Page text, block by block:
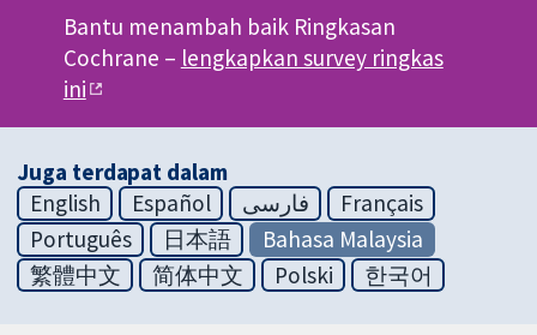
Bantu menambah baik Ringkasan
Cochrane – lengkapkan survey ringkas
ini
Juga terdapat dalam
English
Español فارسی
Français
Português
日本語
Bahasa Malaysia
繁體中文
简体中文 Polski 한국어